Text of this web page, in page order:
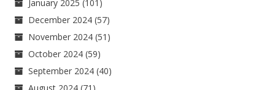
January 2025 (101)
December 2024 (57)
November 2024 (51)
October 2024 (59)
September 2024 (40)